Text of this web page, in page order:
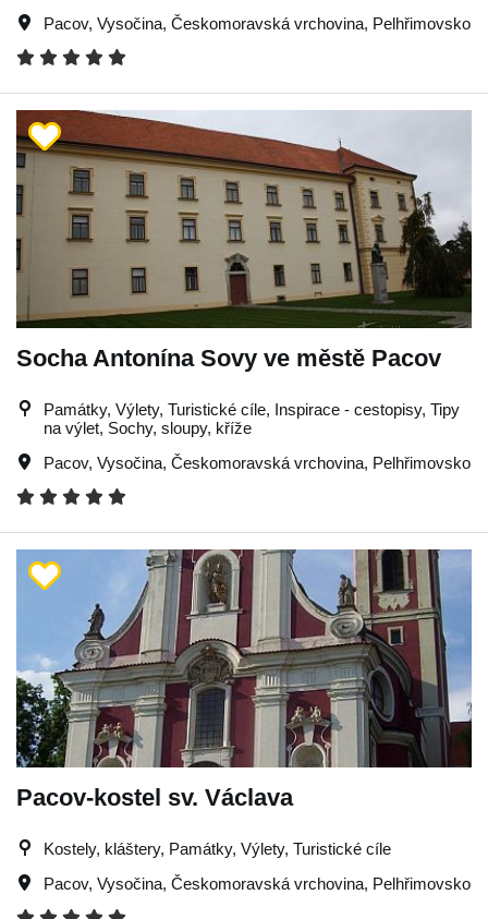
Pacov, Vysočina, Českomoravská vrchovina, Pelhřimovsko
Socha Antonína Sovy ve městě Pacov
Památky, Výlety, Turistické cíle, Inspirace - cestopisy, Tipy
na výlet, Sochy, sloupy, kříže
Pacov, Vysočina, Českomoravská vrchovina, Pelhřimovsko
Pacov-kostel sv. Václava
Kostely, kláštery, Památky, Výlety, Turistické cíle
Pacov, Vysočina, Českomoravská vrchovina, Pelhřimovsko